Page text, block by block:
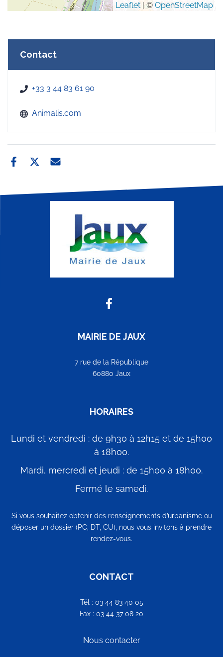
Leaflet| © OpenStreetMap
Contact
+33 3 44 83 61 90
Animalis.com
MAIRIE DE JAUX
7 rue de la République
60880 Jaux
HORAIRES
Lundi et vendredi : de 9h30 à 12h15 et de 15h00
à 18h00.
Mardi, mercredi et jeudi : de 15h00 à 18h00.
Fermé le samedi.
Si vous souhaitez obtenir des renseignements d’urbanisme ou
déposer un dossier (PC, DT, CU), nous vous invitons à prendre
rendez-vous.
CONTACT
Tél : 03 44 83 40 05
Fax : 03 44 37 08 20
Nous contacter